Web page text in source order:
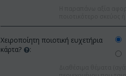
Χειροποίητη ποιοτική ευχετήρια
κάρτα?
: